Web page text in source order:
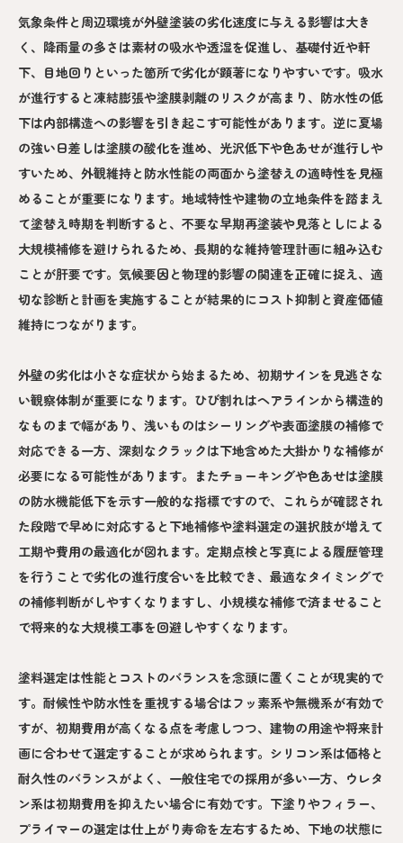
気象条件と周辺環境が外壁塗装の劣化速度に与える影響は大き
く、降雨量の多さは素材の吸水や透湿を促進し、基礎付近や軒
下、目地回りといった箇所で劣化が顕著になりやすいです。吸水
が進行すると凍結膨張や塗膜剥離のリスクが高まり、防水性の低
下は内部構造への影響を引き起こす可能性があります。逆に夏場
の強い日差しは塗膜の酸化を進め、光沢低下や色あせが進行しや
すいため、外観維持と防水性能の両面から塗替えの適時性を見極
めることが重要になります。地域特性や建物の立地条件を踏まえ
て塗替え時期を判断すると、不要な早期再塗装や見落としによる
大規模補修を避けられるため、長期的な維持管理計画に組み込む
ことが肝要です。気候要因と物理的影響の関連を正確に捉え、適
切な診断と計画を実施することが結果的にコスト抑制と資産価値
維持につながります。
外壁の劣化は小さな症状から始まるため、初期サインを見逃さな
い観察体制が重要になります。ひび割れはヘアラインから構造的
なものまで幅があり、浅いものはシーリングや表面塗膜の補修で
対応できる一方、深刻なクラックは下地含めた大掛かりな補修が
必要になる可能性があります。またチョーキングや色あせは塗膜
の防水機能低下を示す一般的な指標ですので、これらが確認され
た段階で早めに対応すると下地補修や塗料選定の選択肢が増えて
工期や費用の最適化が図れます。定期点検と写真による履歴管理
を行うことで劣化の進行度合いを比較でき、最適なタイミングで
の補修判断がしやすくなりますし、小規模な補修で済ませること
で将来的な大規模工事を回避しやすくなります。
塗料選定は性能とコストのバランスを念頭に置くことが現実的で
す。耐候性や防水性を重視する場合はフッ素系や無機系が有効で
すが、初期費用が高くなる点を考慮しつつ、建物の用途や将来計
画に合わせて選定することが求められます。シリコン系は価格と
耐久性のバランスがよく、一般住宅での採用が多い一方、ウレタ
ン系は初期費用を抑えたい場合に有効です。下塗りやフィラー、
プライマーの選定は仕上がり寿命を左右するため、下地の状態に